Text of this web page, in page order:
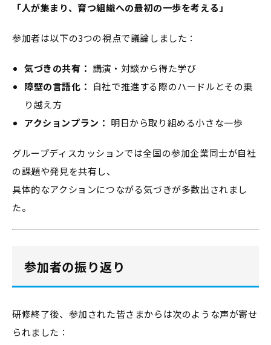
「人が集まり、育つ組織への最初の一歩を考える」
参加者は以下の3つの視点で議論しました：
気づきの共有： 講演・対談から得た学び
障壁の言語化： 自社で推進する際のハードルとその乗
り越え方
アクションプラン： 明日から取り組める小さな一歩
グループディスカッションでは全国の参加企業同士が自社
の課題や発見を共有し、
具体的なアクションにつながる気づきが多数出されまし
た。
参加者の振り返り
研修終了後、参加された皆さまからは次のような声が寄せ
られました：